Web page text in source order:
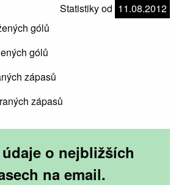
Statistiky od 11.08.2012
gólů
gólů
zápasů
zápasů
o nejbližších
na email.